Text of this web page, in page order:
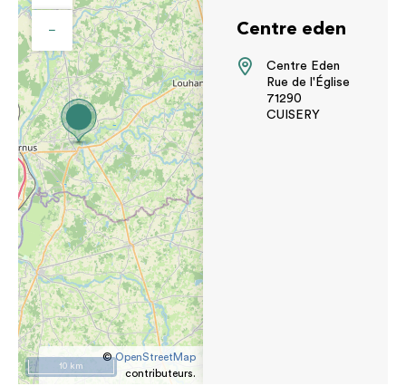
−
©OpenStreetMap
contributeurs.
10 km
Centre eden
Centre Eden
Rue de l'Église
71290
CUISERY